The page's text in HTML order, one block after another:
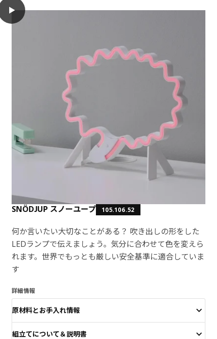
SNÖDJUP スノーユープ 105.106.52
何か言いたい大切なことがある？ 吹き出しの形をした
LEDランプで伝えましょう。気分に合わせて色を変えら
れます。世界でもっとも厳しい安全基準に適合していま
す
詳細情報
原材料とお手入れ情報
組立てについて＆説明書
play
SNÖDJUP スノーユープ LEDデコレーション照明, スピーチバブル